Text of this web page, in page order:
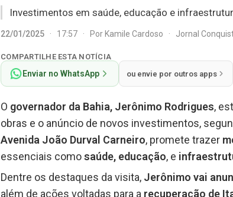
Investimentos em saúde, educação e
22/01/2025 · 17:57 · PorKamile Cardoso · Jornal
COMPARTILHE ESTA NOTÍCIA
Enviar no WhatsApp ou envie por outros apps
O governador da Bahia, Jerônimo Rodrigues,
obras e o anúncio de novos investimentos,
Avenida João Durval Carneiro, promete trazer
essenciais comosaúde, educação, e
Dentre os destaques da visita, Jerônimo vai
além de ações voltadas para a recuperação de